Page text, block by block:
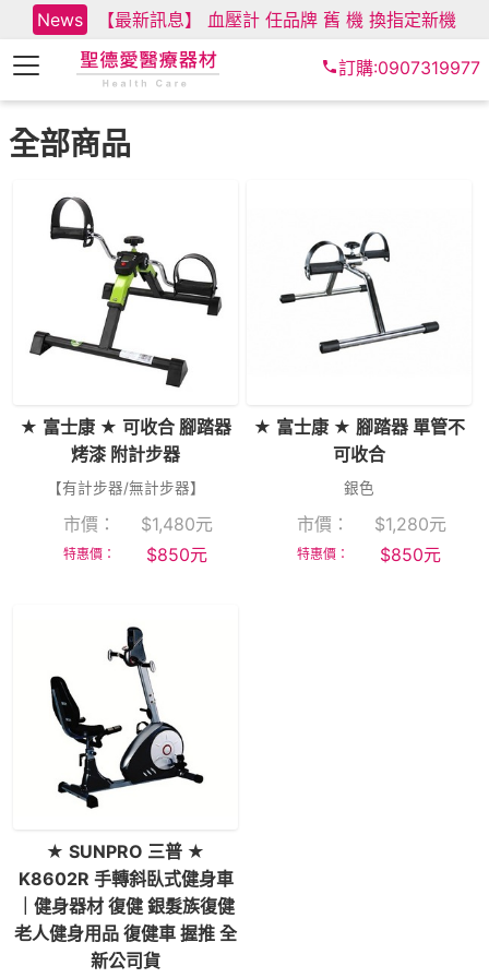
News 【最新訊息】 血壓計 任品牌 舊 機 換指定新機
訂購:0907319977
全部商品
★ 富士康 ★ 可收合 腳踏器
烤漆 附計步器
【有計步器/無計步器】
市價： $1,480元
特惠價： $850元
★ 富士康 ★ 腳踏器 單管不
可收合
銀色
市價： $1,280元
特惠價： $850元
★ SUNPRO 三普 ★
K8602R 手轉斜臥式健身車
｜健身器材 復健 銀髮族復健
老人健身用品 復健車 握推 全
新公司貨